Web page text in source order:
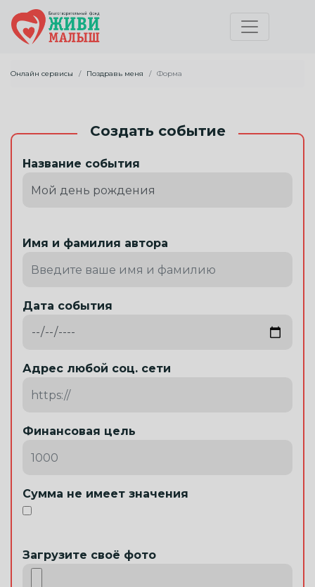
Онлайн сервисы Поздравь меня Форма
Создать событие
Название события
Имя и фамилия автора
Дата события
Адрес любой соц. сети
Финансовая цель
Сумма не имеет значения
Загрузите своё фото